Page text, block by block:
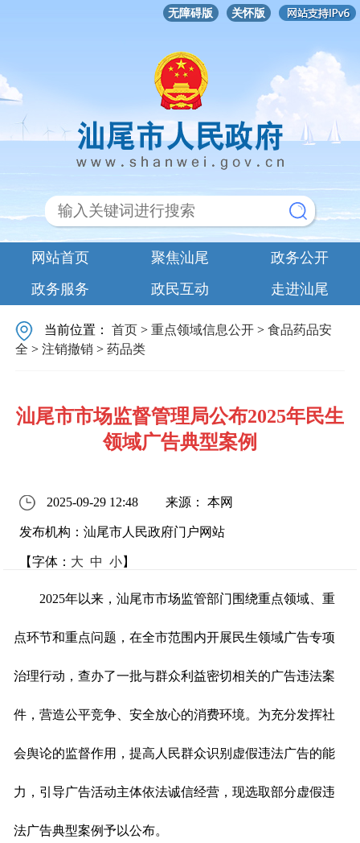
无障碍版 关怀版
网站首页 聚焦汕尾
政务公开
政务服务
政民互动 走进汕尾
当前位置：首页 >重点领域信息公开 >食品药品安
全 >注销撤销 >药品类
汕尾市市场监督管理局公布2025年民生
领域广告典型案例
2025-09-29 12:48 来源： 本网
发布机构：汕尾市人民政府门户网站
【字体： 大 中 小】
2025年以来，汕尾市市场监管部门围绕重点领域、重
点环节和重点问题，在全市范围内开展民生领域广告专项
治理行动，查办了一批与群众利益密切相关的广告违法案
件，营造公平竞争、安全放心的消费环境。为充分发挥社
会舆论的监督作用，提高人民群众识别虚假违法广告的能
力，引导广告活动主体依法诚信经营，现选取部分虚假违
法广告典型案例予以公布。